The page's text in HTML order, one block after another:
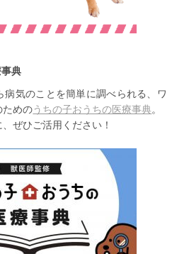
典
病気のことを簡単に調べられる、ワ
ためのうちの子おうちの医療事典。
ぜひご活用ください！